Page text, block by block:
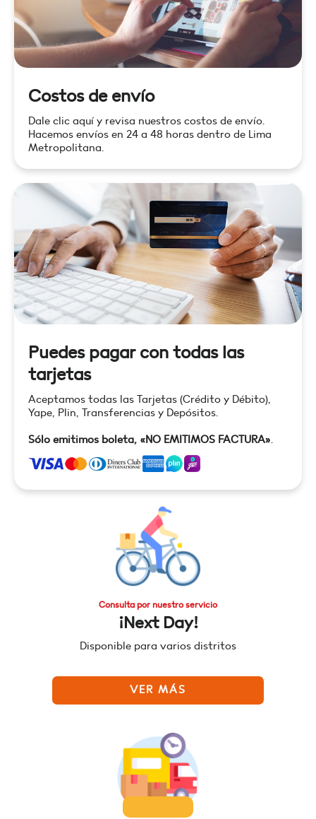
Costos de envío
Dale clic aquí y revisa nuestros costos de envío.
Hacemos envíos en 24 a 48 horas dentro de Lima
Metropolitana.
Puedes pagar con todas las
tarjetas
Aceptamos todas las Tarjetas (Crédito y Débito),
Yape, Plin, Transferencias y Depósitos.
Sólo emitimos boleta, «NO EMITIMOS FACTURA».
Consulta por nuestro servicio
¡Next Day!
Disponible para varios distritos
VER MÁS